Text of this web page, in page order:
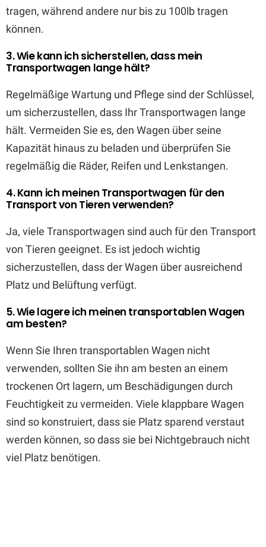
tragen, während andere nur bis zu 100lb tragen
können.
3. Wie kann ich sicherstellen, dass mein
Transportwagen lange hält?
Regelmäßige Wartung und Pflege sind der Schlüssel,
um sicherzustellen, dass Ihr Transportwagen lange
hält. Vermeiden Sie es, den Wagen über seine
Kapazität hinaus zu beladen und überprüfen Sie
regelmäßig die Räder, Reifen und Lenkstangen.
4. Kann ich meinen Transportwagen für den
Transport von Tieren verwenden?
Ja, viele Transportwagen sind auch für den Transport
von Tieren geeignet. Es ist jedoch wichtig
sicherzustellen, dass der Wagen über ausreichend
Platz und Belüftung verfügt.
5. Wie lagere ich meinen transportablen Wagen
am besten?
Wenn Sie Ihren transportablen Wagen nicht
verwenden, sollten Sie ihn am besten an einem
trockenen Ort lagern, um Beschädigungen durch
Feuchtigkeit zu vermeiden. Viele klappbare Wagen
sind so konstruiert, dass sie Platz sparend verstaut
werden können, so dass sie bei Nichtgebrauch nicht
viel Platz benötigen.